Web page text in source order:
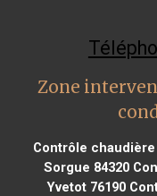
Zone
Contrôle
Sorgue 84320
Yvetot 76190